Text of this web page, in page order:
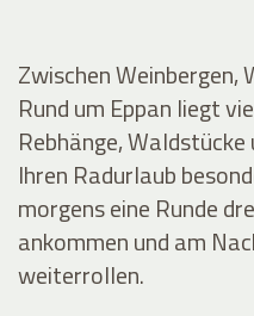
Zwischen Weinbergen,
Rund um Eppan liegt
Rebhänge,
Ihren Radurlaub
morgens eine Runde
ankommen und am
weiterrollen.